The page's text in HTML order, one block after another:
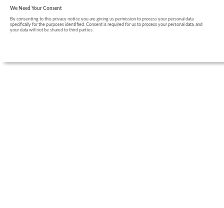
We Need Your Consent
By consenting to this privacy notice you are giving us permission to process your personal data
specifically for the purposes identified. Consent is required for us to process your personal data, and
your data will not be shared to third parties.